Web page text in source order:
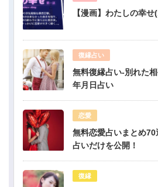
【漫画】わたしの幸せ
復縁占い
無料復縁占い-別れた
年月日占い
恋愛
無料恋愛占いまとめ
占いだけを公開！
復縁